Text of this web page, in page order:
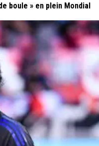
boule » en plein Mondial